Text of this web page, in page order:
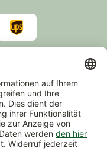
zzgl.Versand
sind Gutscheine und